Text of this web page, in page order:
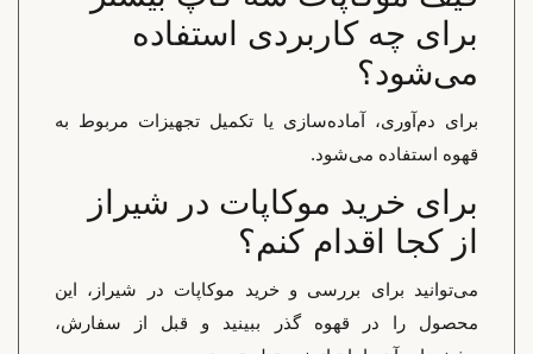
برای چه کاربردی استفاده
می‌شود؟
برای دم‌آوری، آماده‌سازی یا تکمیل تجهیزات مربوط به
قهوه استفاده می‌شود.
برای خرید موکاپات در شیراز
از کجا اقدام کنم؟
می‌توانید برای بررسی و خرید موکاپات در شیراز، این
محصول را در قهوه گذر ببینید و قبل از سفارش،